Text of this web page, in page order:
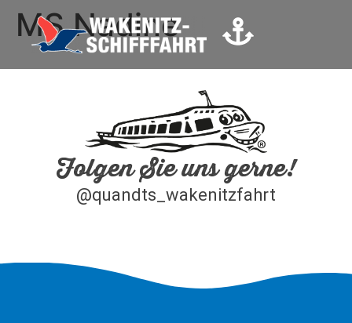
MS Nadine
Folgen Sie uns gerne!
@quandts_wakenitzfahrt